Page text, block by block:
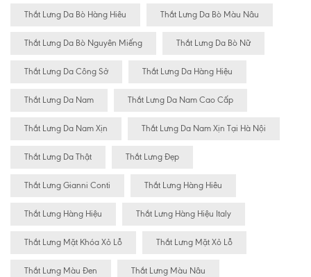
Thắt Lưng Da Bò Hàng Hiêu Thắt Lưng Da Bò Màu Nâu
Thắt Lưng Da Bò Nguyên Miếng Thắt Lưng Da Bò Nữ
Thắt Lưng Da Công Sở Thắt Lưng Da Hàng Hiệu
Thắt Lưng Da Nam Thắt Lưng Da Nam Cao Cấp
Thắt Lưng Da Nam Xịn Thắt Lưng Da Nam Xịn Tại Hà Nội
Thắt Lưng Da Thật Thắt Lưng Đẹp
Thắt Lưng Gianni Conti Thắt Lưng Hàng Hiêu
Thắt Lưng Hàng Hiệu Thắt Lưng Hàng Hiệu Italy
Thắt Lưng Mặt Khóa Xỏ Lỗ Thắt Lưng Mặt Xỏ Lỗ
Thắt Lưng Màu Đen Thắt Lưng Màu Nâu